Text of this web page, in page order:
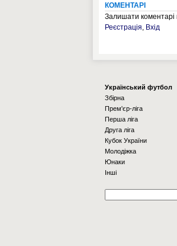
КОМЕНТАРІ
Залишати коментарі
Реєстрація, Вхід
Українcький футбол
Збірна
Прем'єр-ліга
Перша ліга
Друга ліга
Кубок України
Молодіжка
Юнаки
Інші